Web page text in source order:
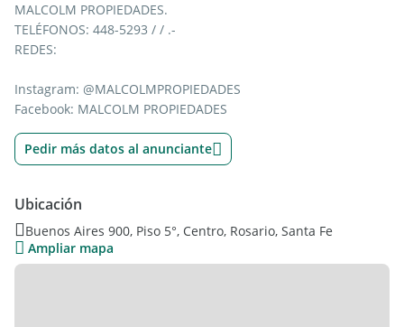
MALCOLM PROPIEDADES.
TELÉFONOS: 448-5293 / / .-
REDES:
Instagram: @MALCOLMPROPIEDADES
Facebook: MALCOLM PROPIEDADES
Pedir más datos al anunciante
Ubicación
Buenos Aires 900, Piso 5°, Centro, Rosario, Santa Fe
Ampliar mapa